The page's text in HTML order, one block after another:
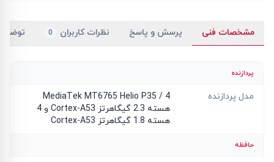
مشخصات فنی پرسش و پاسخ نظرات کاربران 0
پردازنده
مدل پردازنده
MediaTek MT6765 Helio P35 / 4
هسته 2.3 گیگاهرتز Cortex-A53 و 4
هسته 1.8 گیگاهرتز Cortex-A53
حافظه